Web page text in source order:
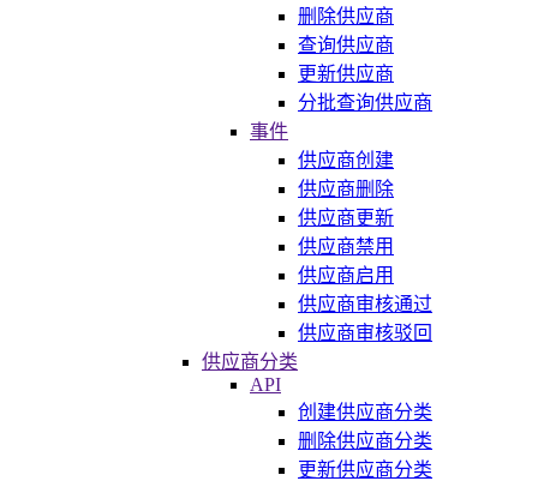
删除供应商
查询供应商
更新供应商
分批查询供应商
事件
供应商创建
供应商删除
供应商更新
供应商禁用
供应商启用
供应商审核通过
供应商审核驳回
供应商分类
API
创建供应商分类
删除供应商分类
更新供应商分类